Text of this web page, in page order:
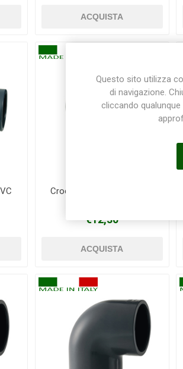
Croce a incollaggio in PVC
€12,30
Questo sito utilizza
di navigazione.
cliccando